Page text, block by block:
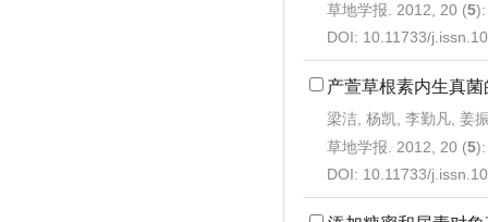
草地学报. 2012, 20 (5
DOI: 10.11733/
产萱草根素内生真
梁洁, 杨凯, 李勤凡, 姜
草地学报. 2012, 20 (5
DOI: 10.11733/